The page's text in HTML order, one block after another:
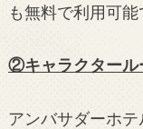
も無料で利用可能
②キャラクタール
アンバサダーホ